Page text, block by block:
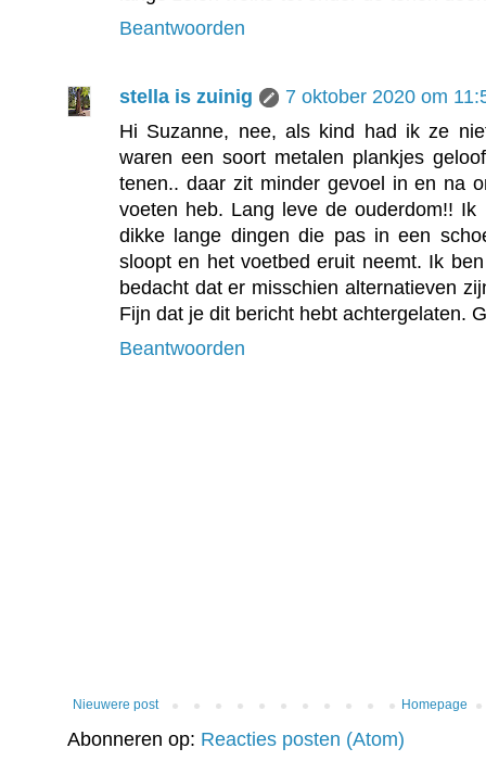
Beantwoorden
stella is zuinig
7 oktober 2020 om
Hi Suzanne, nee, als kind had ik ze
waren een soort metalen plankjes
tenen.. daar zit minder gevoel in en na
voeten heb. Lang leve de ouderdom!!
dikke lange dingen die pas in een
sloopt en het voetbed eruit neemt. Ik
bedacht dat er misschien alternatieven
Fijn dat je dit bericht hebt achtergelaten.
Beantwoorden
Nieuwere post Homepage
Abonneren op: Reacties posten (Atom)